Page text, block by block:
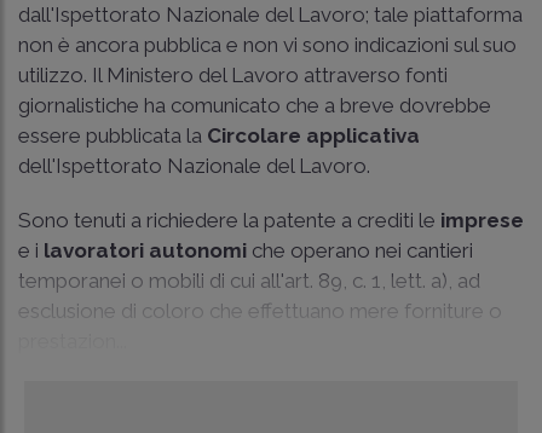
dall'Ispettorato Nazionale del Lavoro; tale piattaforma
non è ancora pubblica e non vi sono indicazioni sul suo
utilizzo. Il Ministero del Lavoro attraverso fonti
giornalistiche ha comunicato che a breve dovrebbe
essere pubblicata la Circolare applicativa
dell'Ispettorato Nazionale del Lavoro.
Sono tenuti a richiedere la patente a crediti le imprese
e i lavoratori autonomi che operano nei cantieri
temporanei o mobili di cui all'art. 89, c. 1, lett. a), ad
esclusione di coloro che effettuano mere forniture o